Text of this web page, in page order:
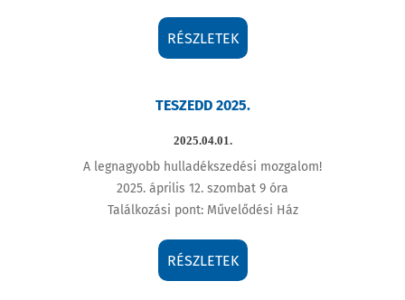
RÉSZLETEK
TESZEDD 2025.
2025.04.01.
A legnagyobb hulladékszedési mozgalom!
2025. április 12. szombat 9 óra
Találkozási pont: Művelődési Ház
RÉSZLETEK